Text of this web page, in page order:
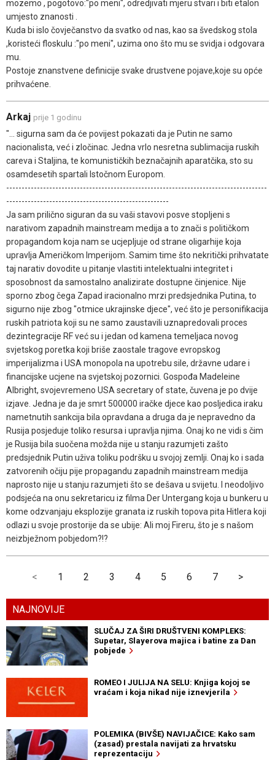
mozemo , pogotovo:"po meni", odredjivati mjeru stvari i biti etalon
umjesto znanosti .
Kuda bi islo čovječanstvo da svatko od nas, kao sa švedskog stola
,koristeći floskulu :"po meni", uzima ono što mu se svidja i odgovara
mu.
Postoje znanstvene definicije svake drustvene pojave,koje su opće
prihvaćene.
Arkaj prije 1 godinu
"... sigurna sam da će povijest pokazati da je Putin ne samo
nacionalista, već i zločinac. Jedna vrlo nesretna sublimacija ruskih
careva i Staljina, te komunističkih beznačajnih aparatčika, sto su
osamdesetih spartali Istočnom Europom.
-------------------------------------------------------------------------------------
-----------------------------------------------------
Ja sam prilično siguran da su vaši stavovi posve stopljeni s
narativom zapadnih mainstream medija a to znači s političkom
propagandom koja nam se ucjepljuje od strane oligarhije koja
upravlja Američkom Imperijom. Samim time što nekritički prihvatate
taj narativ dovodite u pitanje vlastiti intelektualni integritet i
sposobnost da samostalno analizirate dostupne činjenice. Nije
sporno zbog čega Zapad iracionalno mrzi predsjednika Putina, to
sigurno nije zbog "otmice ukrajinske djece", već što je personifikacija
ruskih patriota koji su ne samo zaustavili uznapredovali proces
dezintegracije RF već su i jedan od kamena temeljaca novog
svjetskog poretka koji briše zaostale tragove evropskog
imperijalizma i USA monopola na upotrebu sile, državne udare i
financijske ucjene na svjetskoj pozornici. Gospođa Madeleine
Albright, svojevremeno USA secretary of state, čuvena je po dvije
izjave. Jedna je da je smrt 500000 iračke djece kao posljedica iraku
nametnutih sankcija bila opravdana a druga da je nepravedno da
Rusija posjeduje toliko resursa i upravlja njima. Onaj ko ne vidi s čim
je Rusija bila suočena možda nije u stanju razumjeti zašto
predsjednik Putin uživa toliku podršku u svojoj zemlji. Onaj ko i sada
zatvorenih očiju pije propagandu zapadnih mainstream medija
naprosto nije u stanju razumjeti što se dešava u svijetu. I neodoljivo
podsjeća na onu sekretaricu iz filma Der Untergang koja u bunkeru u
kome odzvanjaju eksplozije granata iz ruskih topova pita Hitlera koji
odlazi u svoje prostorije da se ubije: Ali moj Fireru, što je s našom
neizbježnom pobjedom?!?
< 1 2 3 4 5 6 7 >
NAJNOVIJE
SLUČAJ ZA ŠIRI DRUŠTVENI KOMPLEKS:
Supetar, Slayerova majica i batine za Dan
pobjede
ROMEO I JULIJA NA SELU: Knjiga kojoj se
vraćam i koja nikad nije iznevjerila
POLEMIKA (BIVŠE) NAVIJAČICE: Kako sam
(zasad) prestala navijati za hrvatsku
reprezentaciju